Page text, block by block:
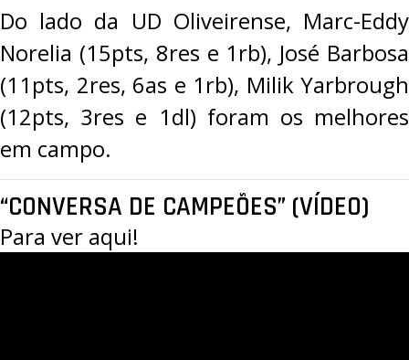
Do lado da UD Oliveirense, Marc-Eddy
Norelia (15pts, 8res e 1rb), José Barbosa
(11pts, 2res, 6as e 1rb), Milik Yarbrough
(12pts, 3res e 1dl) foram os melhores
em campo.
“CONVERSA DE CAMPEÕES” (VÍDEO)
Para ver aqui!